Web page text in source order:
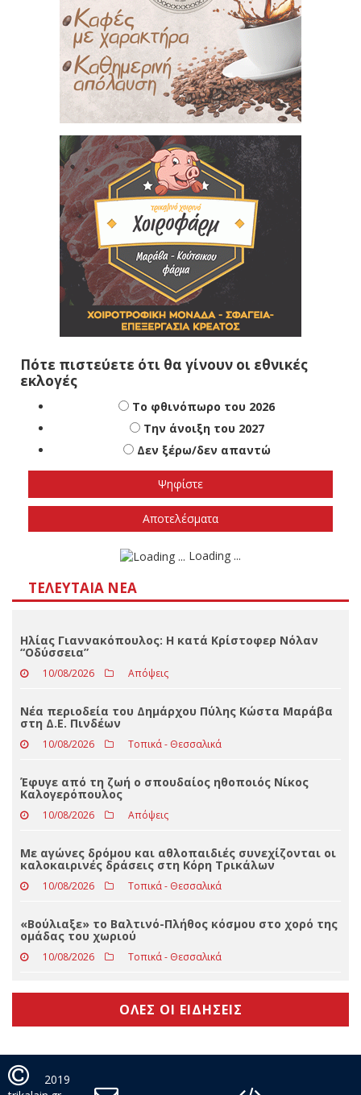
Πότε πιστεύετε ότι θα γίνουν οι εθνικές
εκλογές
Το φθινόπωρο του 2026
Την άνοιξη του 2027
Δεν ξέρω/δεν απαντώ
ΤΕΛΕΥΤΑΊΑ ΝΈΑ
Ηλίας Γιαννακόπουλος: Η κατά Κρίστοφερ Νόλαν
“Oδύσσεια”
10/08/2026 Απόψεις
Νέα περιοδεία του Δημάρχου Πύλης Κώστα Μαράβα
στη Δ.Ε. Πινδέων
10/08/2026 Τοπικά - Θεσσαλικά
Έφυγε από τη ζωή ο σπουδαίος ηθοποιός Νίκος
Καλογερόπουλος
10/08/2026 Απόψεις
Με αγώνες δρόμου και αθλοπαιδιές συνεχίζονται οι
καλοκαιρινές δράσεις στη Κόρη Τρικάλων
10/08/2026 Τοπικά - Θεσσαλικά
«Βούλιαξε» το Βαλτινό-Πλήθος κόσμου στο χορό της
ομάδας του χωριού
10/08/2026 Τοπικά - Θεσσαλικά